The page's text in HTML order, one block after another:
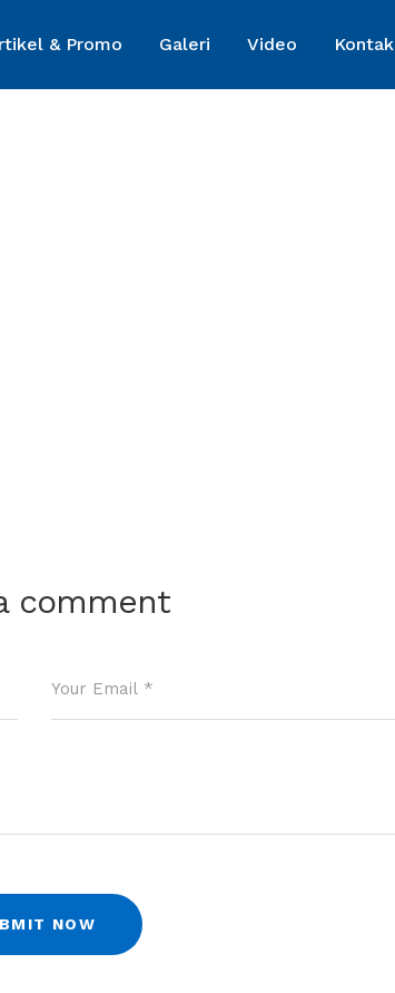
& Promo Galeri Video Kontak
comment